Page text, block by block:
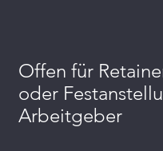
Offen für
oder
Arbeitgeber